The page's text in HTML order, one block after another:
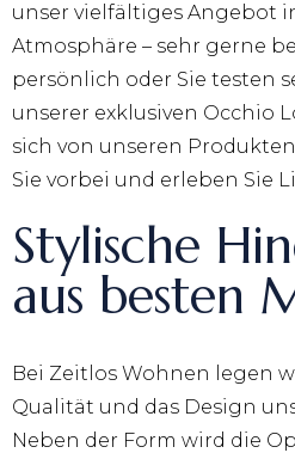
unser vielfältiges Angebot
Atmosphäre – sehr gerne
persönlich oder Sie testen
unserer exklusiven Occhio
sich von unseren
Sie vorbei und erleben Sie
Stylische
aus besten
Bei Zeitlos Wohnen legen
Qualität und das Design
Neben der Form wird die